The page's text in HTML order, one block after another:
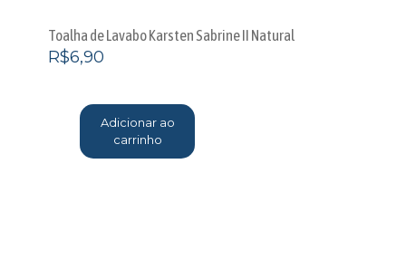
Toalha de Lavabo Karsten Sabrine II Natural
R$6,90
Adicionar ao
carrinho